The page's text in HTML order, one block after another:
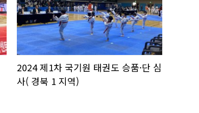
2024 제1차 국기원 태권도 승품·단 심
사( 경북 1 지역)